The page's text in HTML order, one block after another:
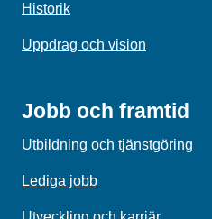
Historik
Uppdrag och vision
Jobb och framtid
Utbildning och tjänstgöring
Lediga jobb